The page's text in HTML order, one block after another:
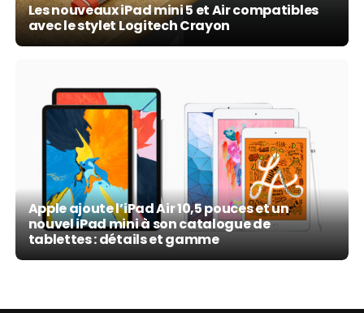
Les nouveaux iPad mini 5 et Air compatibles
avec le stylet Logitech Crayon
Apple ajoute l’iPad Air 10,5 pouces et un
nouvel iPad mini à son catalogue de
tablettes : détails et gamme